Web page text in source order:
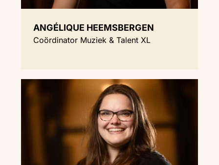
ANGÉLIQUE HEEMSBERGEN
Coördinator Muziek & Talent XL